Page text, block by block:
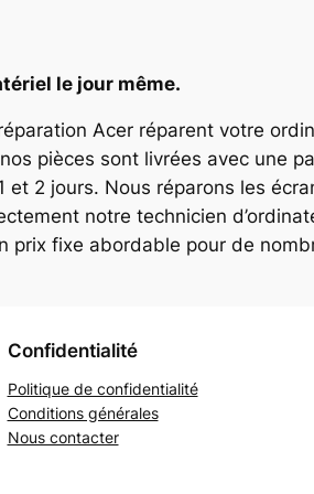
le jour même.
Acer réparent votre
pièces sont livrées avec une
2 jours. Nous réparons les
notre technicien
prix fixe abordable pour de
Confidentialité
Politique de confidentialité
Conditions générales
Nous contacter